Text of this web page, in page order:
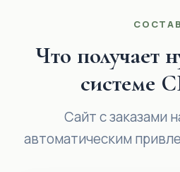
СОСТАВ
Что получает
системе
Сайт с заказами
автоматическим